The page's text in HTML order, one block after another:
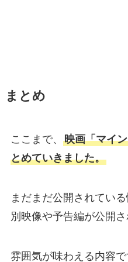
まとめ
ここまで、 映画「マイ
とめていきました。
まだまだ公開されてい
別映像や予告編が公開さ
雰囲気が味わえる内容で